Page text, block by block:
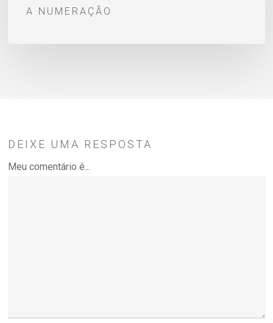
A NUMERAÇÃO
DEIXE UMA RESPOSTA
Meu comentário é...